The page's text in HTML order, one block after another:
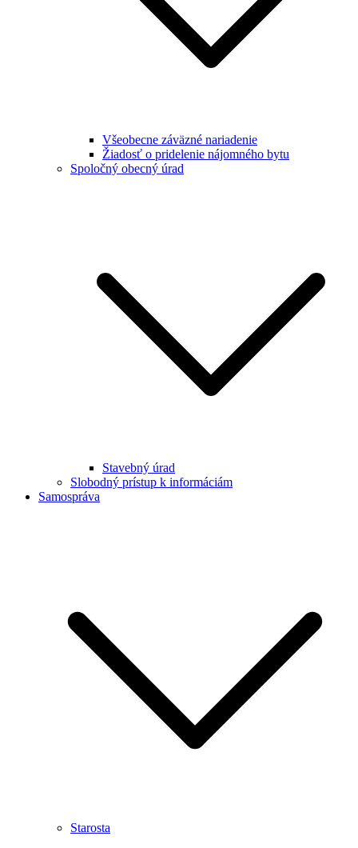
Všeobecne záväzné nariadenie
Žiadosť o pridelenie nájomného bytu
Spoločný obecný úrad
Stavebný úrad
Slobodný prístup k informáciám
Samospráva
Starosta